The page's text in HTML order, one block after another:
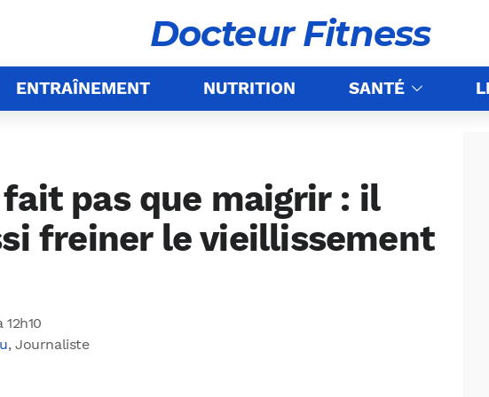
Docteur Fitness
ENTRAÎNEMENT NUTRITION SANTÉ
pas que maigrir : il
freiner le vieillissement
, Journaliste